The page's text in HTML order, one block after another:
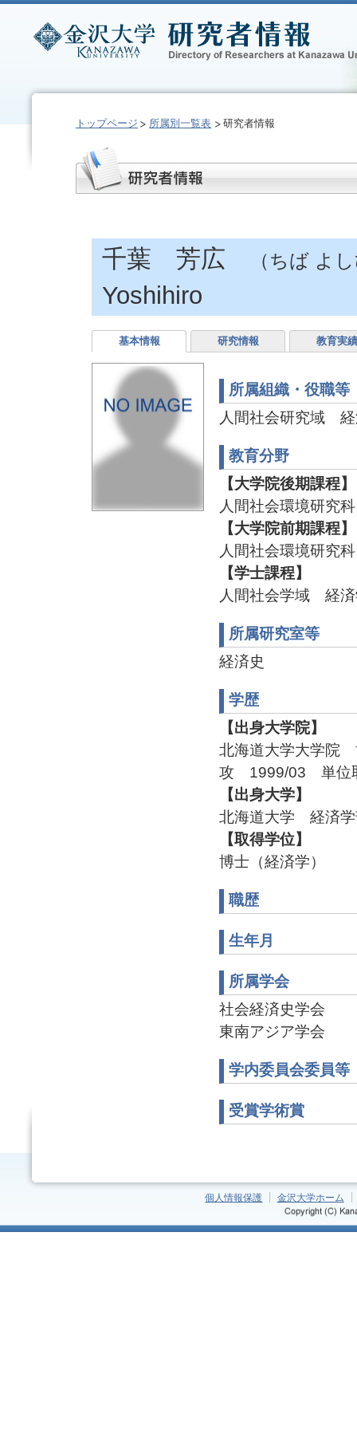
トップページ 所属別一覧表 研究者情報
千葉 芳広 （ちば よ
Yoshihiro
基本情報 研究情報 教育実績
所属組織・役職等
人間社会研究域
教育分野
【大学院後期課程】
人間社会環境研究
【大学院前期課程】
人間社会環境研究
【学士課程】
人間社会学域 経
所属研究室等
経済史
学歴
【出身大学院】
北海道大学大学院
攻 1999/03 単位
【出身大学】
北海道大学 経済
【取得学位】
博士（経済学）
職歴
生年月
所属学会
社会経済史学会
東南アジア学会
学内委員会委員等
受賞学術賞
個人情報保護 金沢大学ホーム